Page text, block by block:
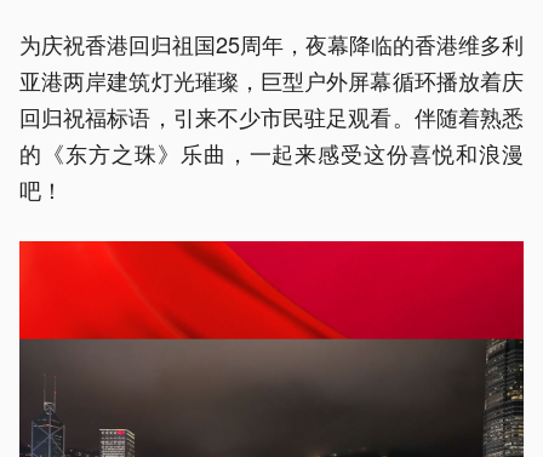
为庆祝香港回归祖国25周年，夜幕降临的香港维多利
亚港两岸建筑灯光璀璨，巨型户外屏幕循环播放着庆
回归祝福标语，引来不少市民驻足观看。伴随着熟悉
的《东方之珠》乐曲，一起来感受这份喜悦和浪漫
吧！